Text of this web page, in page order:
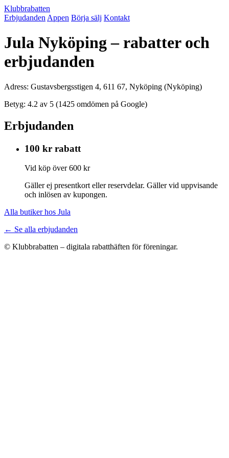
Klubbrabatten
Erbjudanden Appen Börja sälj Kontakt
Jula Nyköping – rabatter och
erbjudanden
Adress: Gustavsbergsstigen 4, 611 67, Nyköping (Nyköping)
Betyg: 4.2 av 5 (1425 omdömen på Google)
Erbjudanden
100 kr rabatt
Vid köp över 600 kr
Gäller ej presentkort eller reservdelar. Gäller vid uppvisande
och inlösen av kupongen.
Alla butiker hos Jula
← Se alla erbjudanden
© Klubbrabatten – digitala rabatthäften för föreningar.